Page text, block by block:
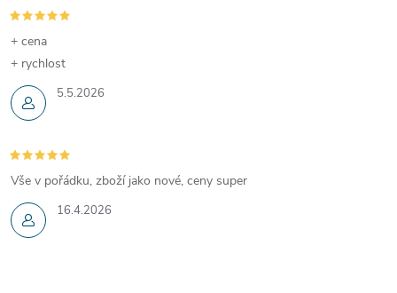
5.5.2026
+ cena
+ rychlost
16.4.2026
Vše v pořádku, zboží jako nové, ceny super